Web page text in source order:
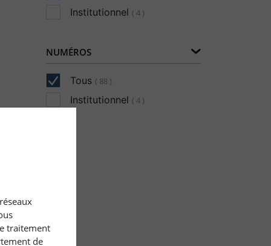
Institutionnel ( 4 )
NUMÉROS
Tous ( 88 )
Institutionnel ( 4 )
traitement
de